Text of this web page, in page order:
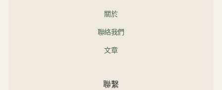
關於
聯絡我們
文章
聯繫